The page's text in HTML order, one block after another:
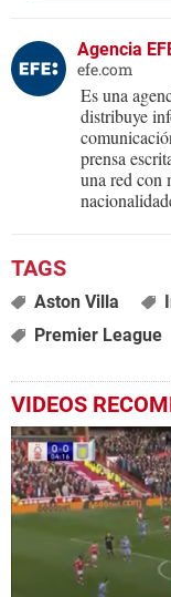
Agencia
efe.com
Es una
distribuye
prensa
una red con
Aston Villa
Premier League
VIDEOS